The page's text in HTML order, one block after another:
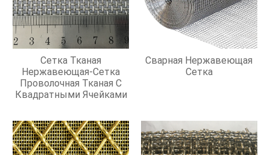
Сетка Тканая
Нержавеющая-Сетка
Проволочная Тканая С
Квадратными Ячейками
Сварная Нержавеющая
Сетка